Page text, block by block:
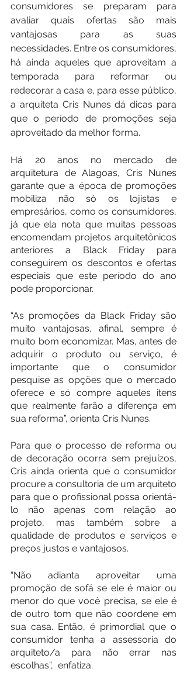
consumidores se preparam para
avaliar quais ofertas são mais
vantajosas para as suas
necessidades. Entre os consumidores,
há ainda aqueles que aproveitam a
temporada para reformar ou
redecorar a casa e, para esse público,
a arquiteta Cris Nunes dá dicas para
que o período de promoções seja
aproveitado da melhor forma.
Há 20 anos no mercado de
arquitetura de Alagoas, Cris Nunes
garante que a época de promoções
mobiliza não só os lojistas e
empresários, como os consumidores,
já que ela nota que muitas pessoas
encomendam projetos arquitetônicos
anteriores a Black Friday para
conseguirem os descontos e ofertas
especiais que este período do ano
pode proporcionar.
“As promoções da Black Friday são
muito vantajosas, afinal, sempre é
muito bom economizar. Mas, antes de
adquirir o produto ou serviço, é
importante que o consumidor
pesquise as opções que o mercado
oferece e só compre aqueles itens
que realmente farão a diferença em
sua reforma”, orienta Cris Nunes.
Para que o processo de reforma ou
de decoração ocorra sem prejuízos,
Cris ainda orienta que o consumidor
procure a consultoria de um arquiteto
para que o profissional possa orientá-
lo não apenas com relação ao
projeto, mas também sobre a
qualidade de produtos e serviços e
preços justos e vantajosos.
“Não adianta aproveitar uma
promoção de sofá se ele é maior ou
menor do que você precisa, se ele é
de outro tom que não coordene em
sua casa. Então, é primordial que o
consumidor tenha a assessoria do
arquiteto/a para não errar nas
escolhas”,  enfatiza.